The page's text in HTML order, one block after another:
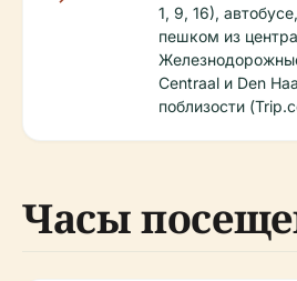
1, 9, 16),
пешком из
Centraal и Den
поблизости
Часы